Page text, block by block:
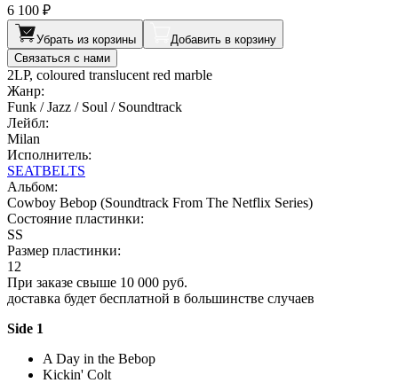
6 100 ₽
Убрать из корзины
Добавить в корзину
Связаться с нами
2LP, coloured translucent red marble
Жанр:
Funk / Jazz / Soul / Soundtrack
Лейбл:
Milan
Исполнитель:
SEATBELTS
Альбом:
Cowboy Bebop (Soundtrack From The Netflix Series)
Состояние пластинки:
SS
Размер пластинки:
12
При заказе свыше 10 000 руб.
доставка будет бесплатной в большинстве случаев
Side 1
A Day in the Bebop
Kickin' Colt